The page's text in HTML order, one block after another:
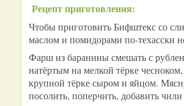
Рецепт приготовления:
Чтобы приготовить Бифштекс со
маслом и помидорами по-техасски
Фарш из баранины смешать с
натёртым на мелкой тёрке
крупной тёрке сыром и яйцом.
посолить, поперчить, добавить